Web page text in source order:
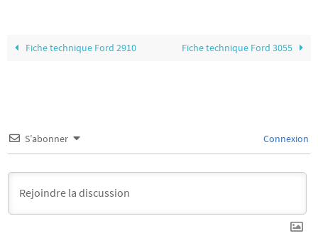
Fiche technique Ford 2910 Fiche technique Ford 3055
S’abonner Connexion